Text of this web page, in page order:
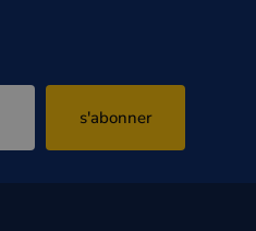
s'abonner